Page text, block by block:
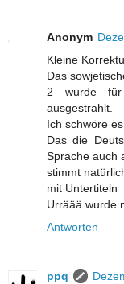
Anonym
Kleine
Das
2 wurde für
ausgestrahlt.
Ich schwöre
Das die
Sprache auch
stimmt
mit Untertiteln
Urräää wurde
Antworten
ppq